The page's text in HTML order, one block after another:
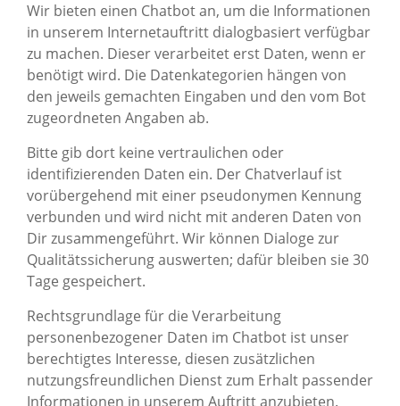
Wir bieten einen Chatbot an, um die Informationen
in unserem Internetauftritt dialogbasiert verfügbar
zu machen. Dieser verarbeitet erst Daten, wenn er
benötigt wird. Die Datenkategorien hängen von
den jeweils gemachten Eingaben und den vom Bot
zugeordneten Angaben ab.
Bitte gib dort keine vertraulichen oder
identifizierenden Daten ein. Der Chatverlauf ist
vorübergehend mit einer pseudonymen Kennung
verbunden und wird nicht mit anderen Daten von
Dir zusammengeführt. Wir können Dialoge zur
Qualitätssicherung auswerten; dafür bleiben sie 30
Tage gespeichert.
Rechtsgrundlage für die Verarbeitung
personenbezogener Daten im Chatbot ist unser
berechtigtes Interesse, diesen zusätzlichen
nutzungsfreundlichen Dienst zum Erhalt passender
Informationen in unserem Auftritt anzubieten.